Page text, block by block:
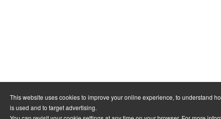
This website uses cookies to improve your online experience, to understand
is used and to target advertising.